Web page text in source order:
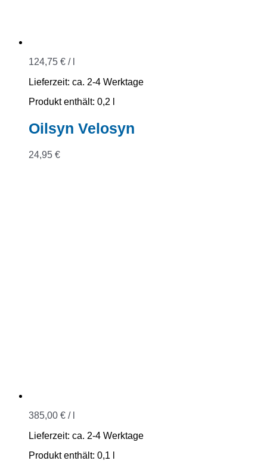
124,75 € /
Lieferzeit: ca. 2-4 Werktage
Produkt enthält: 0,2
Oilsyn Velosyn
24,95 €
385,00 € /
Lieferzeit: ca. 2-4 Werktage
Produkt enthält: 0,1